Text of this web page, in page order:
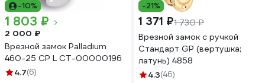
-10%
1 803 ₽
2 000 ₽
Врезной замок Palladium
460-25 CP L СТ-00000196
4.7(6)
-21%
1 371 ₽1 730 ₽
Врезной замок с ручкой
Стандарт GP (вертушка;
латунь) 4858
4.3(46)